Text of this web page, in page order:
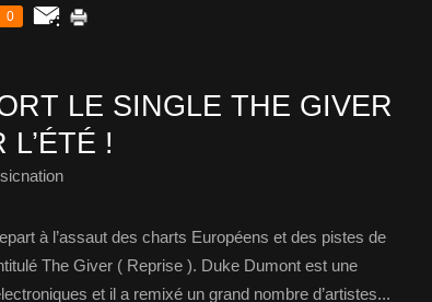
0
LE SINGLE THE GIVER
!
à l’assaut des charts Européens et des pistes de
The Giver ( Reprise ). Duke Dumont est une
et il a remixé un grand nombre d’artistes...